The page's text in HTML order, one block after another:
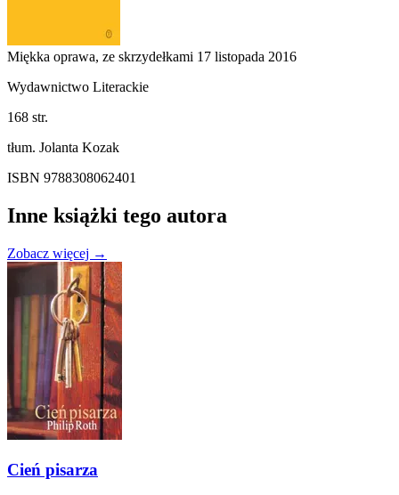
Miękka oprawa, ze skrzydełkami 17 listopada 2016
Wydawnictwo Literackie
168 str.
tłum. Jolanta Kozak
ISBN 9788308062401
Inne książki tego autora
Zobacz więcej →
Cień pisarza